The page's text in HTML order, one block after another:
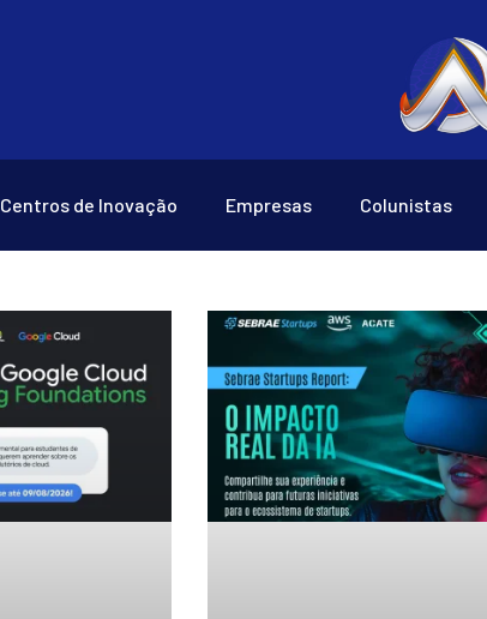
Centros de Inovação Empresas Colunistas